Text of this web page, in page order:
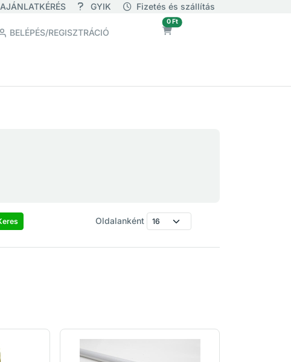
AJÁNLATKÉRÉS GYIK Fizetés és szállítás
BELÉPÉS/REGISZTRÁCIÓ
0 Ftüres
Oldalanként